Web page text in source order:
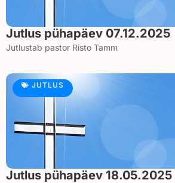
Jutlus pühapäev 07.12.2025
Jutlustab pastor Risto Tamm
Jutlus pühapäev 18.05.2025
JUTLUS